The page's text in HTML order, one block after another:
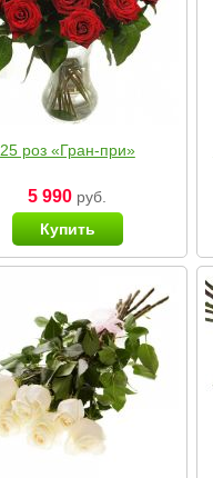
25 роз «Гран-при»
5 990 руб.
Купить